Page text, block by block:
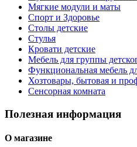
Мягкие модули и маты
Спорт и Здоровье
Столы детские
Стулья
Кровати детские
Мебель для группы
Функциональная мебель
Хозтовары, бытовая и
Сенсорная комната
Полезная информация
О магазине